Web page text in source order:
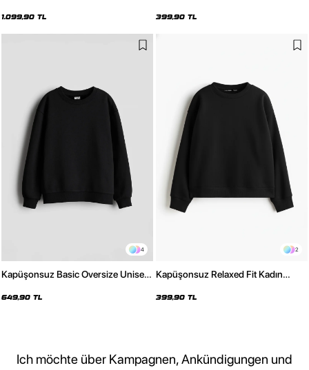
1.099,90 TL 399,90 TL
4
Kapüşonsuz Basic Oversize Unisex
649,90 TL
2
Kapüşonsuz Relaxed Fit Kadın
399,90 TL
Ich möchte über Kampagnen, Ankündigungen und